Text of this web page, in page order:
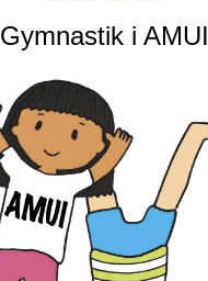
Gymnastik i AMUI